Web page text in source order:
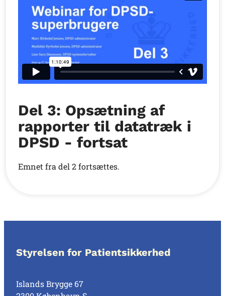
Del 3: Opsætning af
rapporter til datatræk i
DPSD - fortsat
Emnet fra del 2 fortsættes.
Styrelsen for Patientsikkerhed
Islands Brygge 67